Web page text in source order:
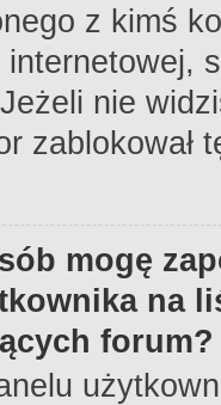
z kimś
internetowej,
nie
zablokował
mogę
na
forum?